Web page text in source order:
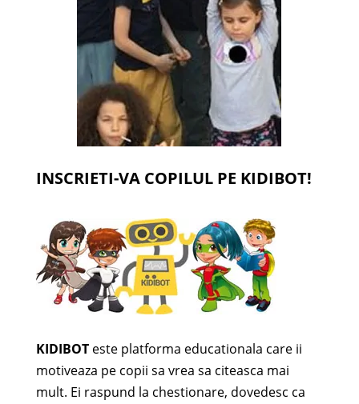
INSCRIETI-VA COPILUL PE KIDIBOT!
KIDIBOTeste platforma educationala care ii
motiveaza pe copii sa vrea sa citeasca mai
mult. Ei raspund la chestionare, dovedesc ca